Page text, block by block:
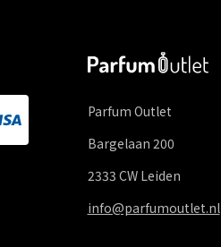
Parfum Outlet
Bargelaan 200
2333 CW Leiden
info@parfumoutlet.nl